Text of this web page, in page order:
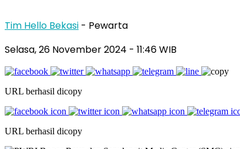
Tim Hello Bekasi - Pewarta
Selasa, 26 November 2024 - 11:46 WIB
URL berhasil dicopy
URL berhasil dicopy